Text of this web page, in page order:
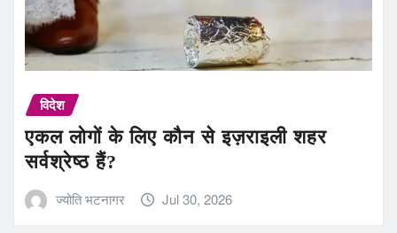
विदेश
एकल लोगों के लिए कौन से इज़राइली शहर
सर्वश्रेष्ठ हैं?
ज्योति भटनागर Jul 30, 2026